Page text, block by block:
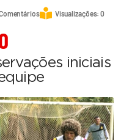
Visualizações: 0
iniciais